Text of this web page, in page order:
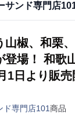
サンド専門店
山椒、和栗
登場！ 和歌
1日より販売
ド専門店101商品